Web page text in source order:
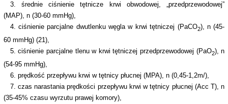
3. średnie ciśnienie tętnicze krwi obwodowej, „przedprzewodowej”
(MAP), n (30-60 mmHg),
4. ciśnienie parcjalne dwutlenku węgla w krwi tętniczej (PaCO2), n (45-
60 mmHg) (21),
5. ciśnienie parcjalne tlenu w krwi tętniczej przedprzewodowej (PaO2), n
(54-95 mmHg),
6. prędkość przepływu krwi w tętnicy płucnej (MPA), n (0,45-1,2m/),
7. czas narastania prędkości przepływu krwi w tętnicy płucnej (Acc T), n
(35-45% czasu wyrzutu prawej komory),